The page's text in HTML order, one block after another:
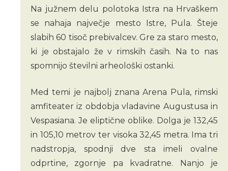
Na južnem delu polotoka Istra na Hrvaškem
se nahaja največje mesto Istre, Pula. Šteje
slabih 60 tisoč prebivalcev. Gre za staro mesto,
ki je obstajalo že v rimskih časih. Na to nas
spomnijo številni arheološki ostanki.
Med temi je najbolj znana Arena Pula, rimski
amfiteater iz obdobja vladavine Augustusa in
Vespasiana. Je eliptične oblike. Dolga je 132,45
in 105,10 metrov ter visoka 32,45 metra. Ima tri
nadstropja, spodnji dve sta imeli ovalne
odprtine, zgornje pa kvadratne. Nanjo je